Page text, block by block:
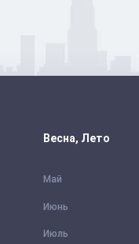
Весна, Лето
Май
Июнь
Июль